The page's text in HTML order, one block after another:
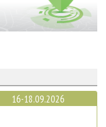
16-18.09.2026